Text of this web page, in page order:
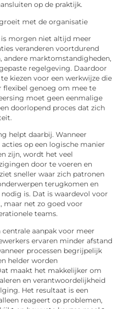
op de praktijk.
met de organisatie
morgen niet altijd meer
veranderen voortdurend
andere marktomstandigheden,
regelgeving. Daardoor
kiezen voor een werkwijze die
flexibel genoeg om mee te
moet geen eenmalige
doorlopend proces dat zich
helpt daarbij. Wanneer
acties op een logische manier
zijn, wordt het veel
door te voeren en
sneller waar zich patronen
terugkomen en
is. Dat is waardevol voor
maar net zo goed voor
teams.
aanpak voor meer
ervaren minder afstand
processen begrijpelijk
helder worden
maakt het makkelijker om
en verantwoordelijkheid
Het resultaat is een
reageert op problemen,